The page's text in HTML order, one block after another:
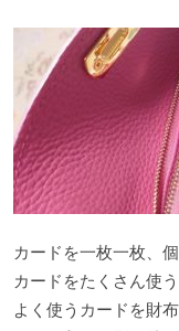
カードを一枚一枚、
カードをたくさん使
よく使うカードを財